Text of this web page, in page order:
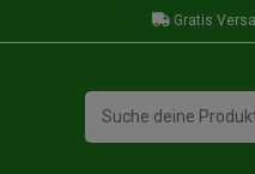
Gratis